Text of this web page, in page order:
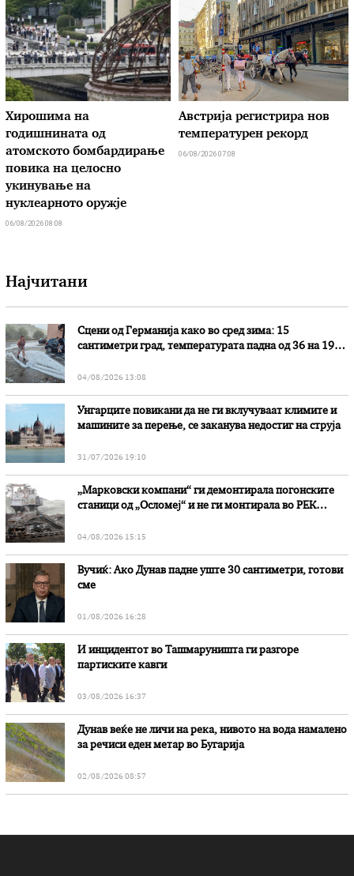
Хирошима на
годишнината од
атомското бомбардирање
повика на целосно
укинување на
нуклеарното оружје
06/08/2026 08:08
Австрија регистрира нов
температурен рекорд
06/08/2026 07:08
Најчитани
Сцени од Германија како во сред зима: 15
сантиметри град, температурата падна од 36 на 19
04/08/2026 13:08
Унгарците повикани да не ги вклучуваат климите и
машините за перење, се заканува недостиг на струја
31/07/2026 19:10
„Марковски компани“ ги демонтирала погонските
станици од „Осломеј“ и не ги монтирала во РЕК
04/08/2026 15:15
Вучиќ: Ако Дунав падне уште 30 сантиметри, готови
сме
01/08/2026 16:28
И инцидентот во Ташмаруништa ги разгоре
партиските кавги
03/08/2026 16:37
Дунав веќе не личи на река, нивото на вода намалено
за речиси еден метар во Бугарија
02/08/2026 08:57